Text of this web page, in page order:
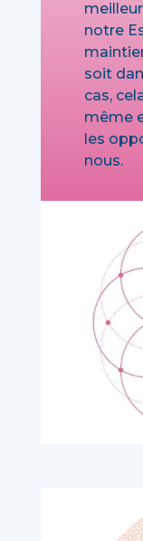
notre
soit
cas,
même
les
nous.